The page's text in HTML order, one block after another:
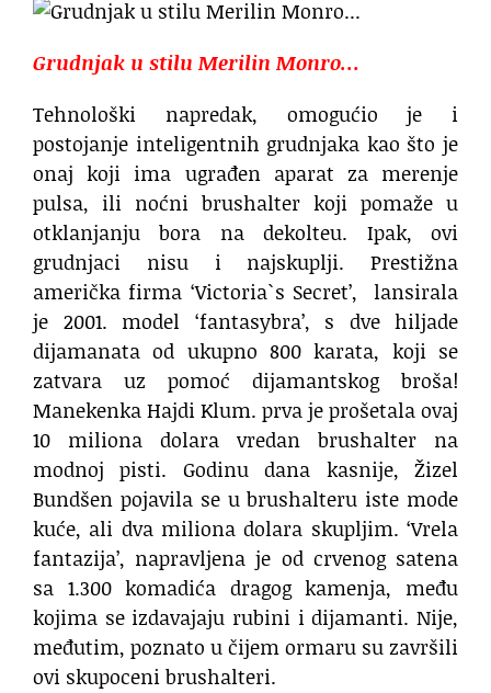
Grudnjak u stilu Merilin Monro…
Tehnološki napredak, omogućio je i
postojanje inteligentnih grudnjaka kao što je
onaj koji ima ugrađen aparat za merenje
pulsa, ili noćni brushalter koji pomaže u
otklanjanju bora na dekolteu. Ipak, ovi
grudnjaci nisu i najskuplji. Prestižna
američka firma ‘Victoria`s Secret’, lansirala
je 2001. model ‘fantasybra’, s dve hiljade
dijamanata od ukupno 800 karata, koji se
zatvara uz pomoć dijamantskog broša!
Manekenka Hajdi Klum. prva je prošetala ovaj
10 miliona dolara vredan brushalter na
modnoj pisti. Godinu dana kasnije, Žizel
Bundšen pojavila se u brushalteru iste mode
kuće, ali dva miliona dolara skupljim. ‘Vrela
fantazija’, napravljena je od crvenog satena
sa 1.300 komadića dragog kamenja, među
kojima se izdavajaju rubini i dijamanti. Nije,
međutim, poznato u čijem ormaru su završili
ovi skupoceni brushalteri.